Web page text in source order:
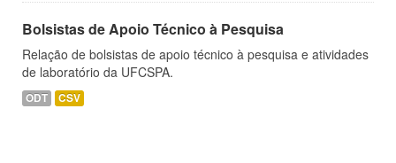
Bolsistas de Apoio Técnico à Pesquisa
Relação de bolsistas de apoio técnico à pesquisa e atividades
de laboratório da UFCSPA.
ODT CSV